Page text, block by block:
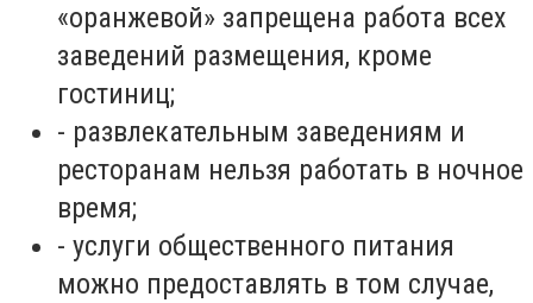
«оранжевой» запрещена работа всех
заведений размещения, кроме
гостиниц;
- развлекательным заведениям и
ресторанам нельзя работать в ночное
время;
- услуги общественного питания
можно предоставлять в том случае,